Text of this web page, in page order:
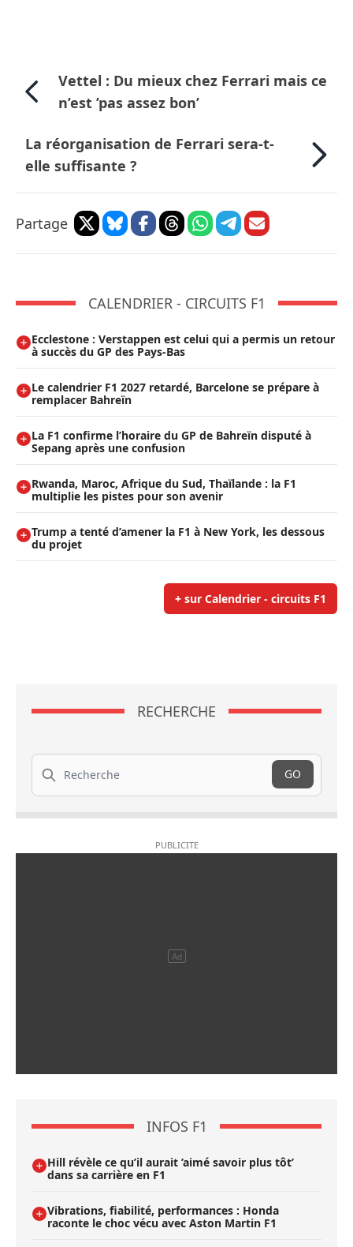
Vettel : Du mieux chez Ferrari mais ce
n’est ’pas assez bon’
La réorganisation de Ferrari sera-t-
elle suffisante ?
Partage
CALENDRIER - CIRCUITS F1
Ecclestone : Verstappen est celui qui a permis un retour
à succès du GP des Pays-Bas
Le calendrier F1 2027 retardé, Barcelone se prépare à
remplacer Bahreïn
La F1 confirme l’horaire du GP de Bahreïn disputé à
Sepang après une confusion
Rwanda, Maroc, Afrique du Sud, Thaïlande : la F1
multiplie les pistes pour son avenir
Trump a tenté d’amener la F1 à New York, les dessous
du projet
+ sur Calendrier - circuits F1
RECHERCHE
Recherche
GO
INFOS F1
Hill révèle ce qu’il aurait ’aimé savoir plus tôt’
dans sa carrière en F1
Vibrations, fiabilité, performances : Honda
raconte le choc vécu avec Aston Martin F1